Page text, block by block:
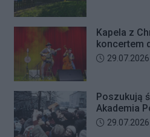
Kapela z
koncertem
Data dodania
29.07.2026
Poszukują
Akademia
Data dodania
29.07.2026